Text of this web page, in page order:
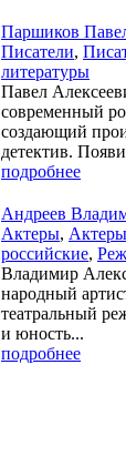
Паршиков
Писатели,
литературы
Павел
современный
создающий
детектив.
подробнее
Андреев
Актеры,
российские,
Владимир
народный
театральный
и юность...
подробнее